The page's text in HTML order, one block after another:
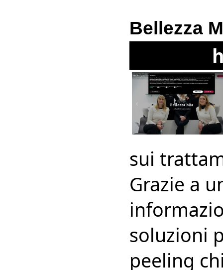
Bellezza
sui
Grazie a
soluzioni
peeling